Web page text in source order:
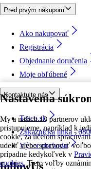
Nastavenia
My a našich 18 partnerov
pristupujeme, napríklad k
cookie, za účelom
udeliť alebo spravovať
prípadne kedykoľvek v
cookies. Tieto voľby
Pred prvým nákupom
Ako nakupovať
Registrácia
Objednanie doručenia
Moje obľúbené
Kontaktujte nás
Tesco.sk
Zákaznícka linka -
Výber obchodu
followUs